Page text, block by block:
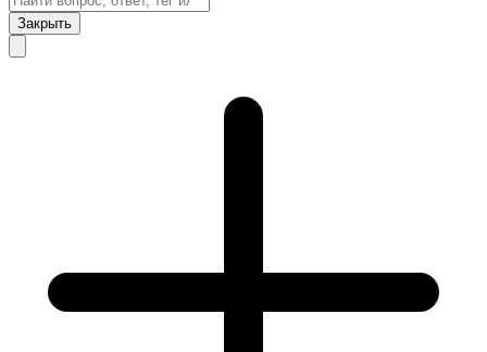
Закрыть